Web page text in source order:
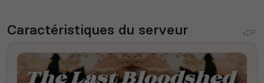
Caractéristiques du serveur